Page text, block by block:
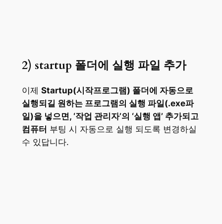
2) startup 폴더에 실행 파일 추가
이제 Startup(시작프로그램) 폴더에 자동으로
실행되길 원하는 프로그램의 실행 파일(.exe파
일)을 넣으면, ‘작업 관리자’의 ‘실행 앱’ 추가되고
컴퓨터 부팅 시 자동으로 실행 되도록 변경하실
수 있답니다.